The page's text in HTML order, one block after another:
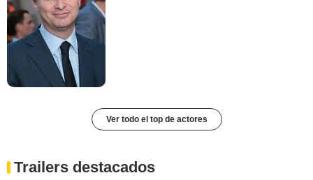
Ver todo el top de actores
Trailers destacados